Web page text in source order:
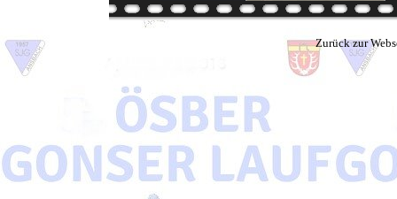
Zurück zur